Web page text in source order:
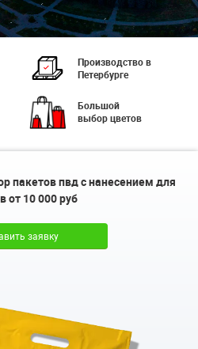
Производство в
Петербурге
Большой
выбор цветов
пакетов пвд с нанесением для
от 10 000 руб
заявку